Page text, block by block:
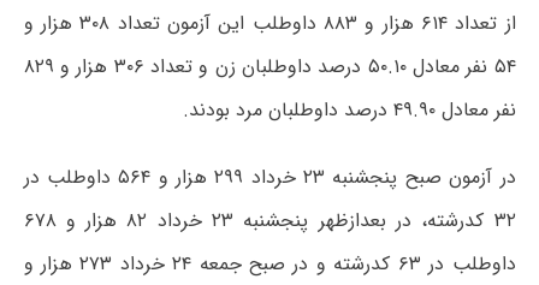
از تعداد ۶۱۴ هزار و ۸۸۳ داوطلب این آزمون تعداد ۳۰۸ هزار و
۵۴ نفر معادل ۵۰.۱۰ درصد داوطلبان زن و تعداد ۳۰۶ هزار و ۸۲۹
نفر معادل ۴۹.۹۰ درصد داوطلبان مرد بودند.
در آزمون صبح پنجشنبه ۲۳ خرداد ۲۹۹ هزار و ۵۶۴ داوطلب در
۳۲ کدرشته، در بعدازظهر پنجشنبه ۲۳ خرداد ۸۲ هزار و ۶۷۸
داوطلب در ۶۳ کدرشته و در صبح جمعه ۲۴ خرداد ۲۷۳ هزار و